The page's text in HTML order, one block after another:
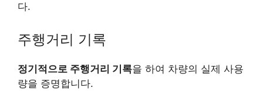
다.
주행거리 기록
정기적으로 주행거리 기록을 하여 차량의 실제 사용
량을 증명합니다.